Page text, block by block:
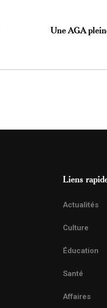
Une AGA
Liens
Actualités
Culture
Éducation
Santé
Affaires